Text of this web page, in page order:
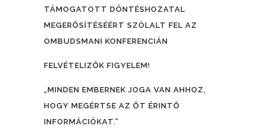
TÁMOGATOTT DÖNTÉSHOZATAL
MEGERŐSÍTÉSÉÉRT SZÓLALT FEL AZ
OMBUDSMANI KONFERENCIÁN
FELVÉTELIZŐK FIGYELEM!
„MINDEN EMBERNEK JOGA VAN AHHOZ,
HOGY MEGÉRTSE AZ ŐT ÉRINTŐ
INFORMÁCIÓKAT.”